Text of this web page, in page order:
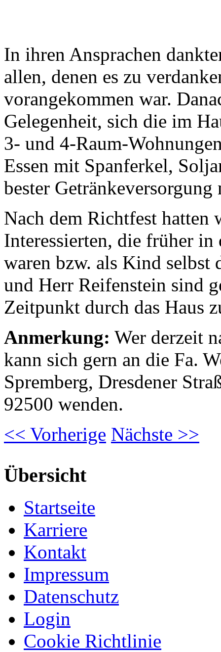
In ihren Ansprachen
allen, denen es zu
vorangekommen war.
Gelegenheit, sich die im
3- und 4-Raum-
Essen mit Spanferkel,
bester Getränkeversorgung
Nach dem Richtfest hatten
Interessierten, die früher
waren bzw. als Kind selbst
und Herr Reifenstein sind
Zeitpunkt durch das Haus
Anmerkung: Wer derzeit
kann sich gern an die Fa.
Spremberg, Dresdener
92500 wenden.
<< Vorherige Nächste >>
Übersicht
Startseite
Karriere
Kontakt
Impressum
Datenschutz
Login
Cookie Richtlinie